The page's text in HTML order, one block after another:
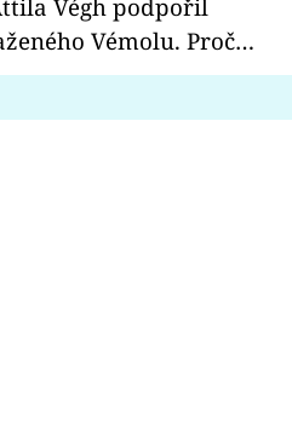
Vémolu. Proč
raději zápasit s ním než